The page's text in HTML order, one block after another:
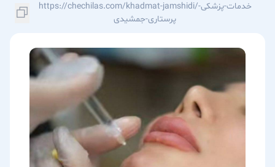
https://chechilas.com/khadmat-jamshidi/خدمات-پزشکی-
پرستاری-جمشیدی